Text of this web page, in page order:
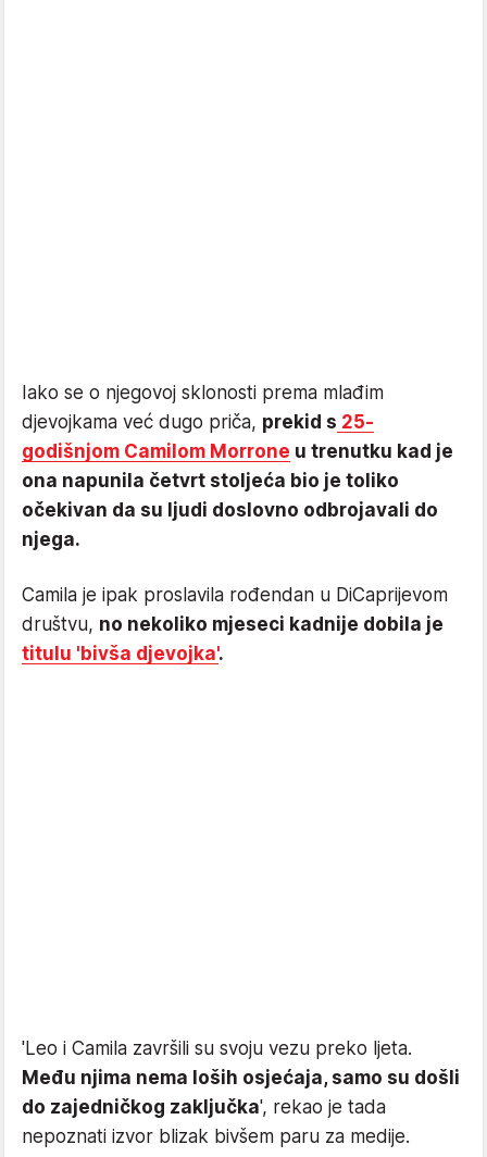
Iako se o njegovoj sklonosti prema mlađim
djevojkama već dugo priča, prekid s 25-
godišnjom Camilom Morrone u trenutku kad je
ona napunila četvrt stoljeća bio je toliko
očekivan da su ljudi doslovno odbrojavali do
njega.
Camila je ipak proslavila rođendan u DiCaprijevom
društvu, no nekoliko mjeseci kadnije dobila je
titulu 'bivša djevojka'.
'Leo i Camila završili su svoju vezu preko ljeta.
Među njima nema loših osjećaja, samo su došli
do zajedničkog zaključka', rekao je tada
nepoznati izvor blizak bivšem paru za medije.